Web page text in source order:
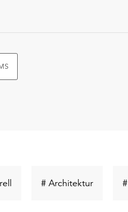
Schlüsselwort# Architektur